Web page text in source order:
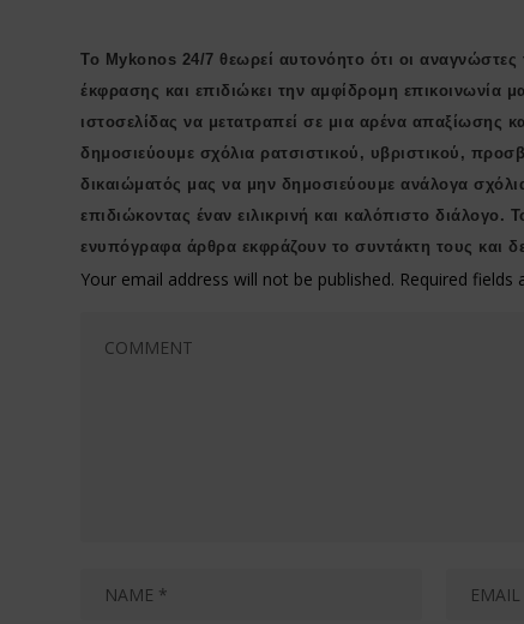
Το Mykonos 24/7 θεωρεί αυτονόητο ότι οι αναγνώστες
έκφρασης και επιδιώκει την αμφίδρομη επικοινωνία
ιστοσελίδας να μετατραπεί σε μια αρένα
δημοσιεύουμε σχόλια ρατσιστικού, υβριστικού,
δικαιώματός μας να μην δημοσιεύουμε ανάλογα
επιδιώκοντας έναν ειλικρινή και καλόπιστο
ενυπόγραφα άρθρα εκφράζουν το συντάκτη τους και
Your email address will not be published. Required fields